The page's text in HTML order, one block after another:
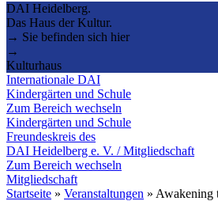
DAI Heidelberg.
Das Haus der Kultur.
→ Sie befinden sich hier
→
Kulturhaus
Internationale DAI
Kindergärten und Schule
Zum Bereich wechseln
Kindergärten und Schule
Freundeskreis des
DAI Heidelberg e. V. / Mitgliedschaft
Zum Bereich wechseln
Mitgliedschaft
Startseite » Veranstaltungen » Awakening